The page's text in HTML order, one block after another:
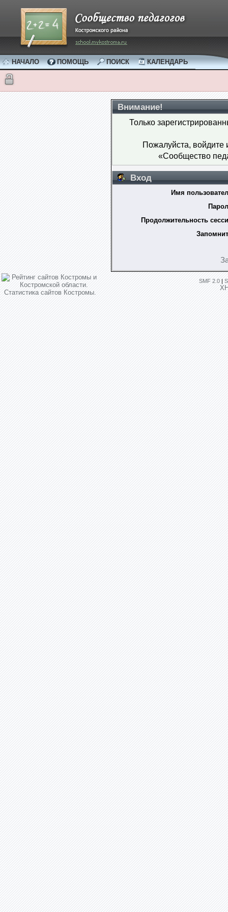
НАЧАЛО ПОМОЩЬ ПОИСК КАЛЕНДАРЬ
Внимание!
Только
Пожалуйста, войдите
«Сообщество
Вход
Имя
Продолжительность
SMF 2.0 |